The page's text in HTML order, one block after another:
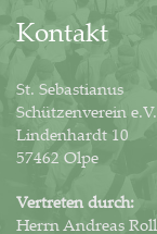
Kontakt
St. Sebastianus
Schützenverein e.V.
Lindenhardt 10
57462 Olpe
Vertreten durch:
Herrn Andreas Roll